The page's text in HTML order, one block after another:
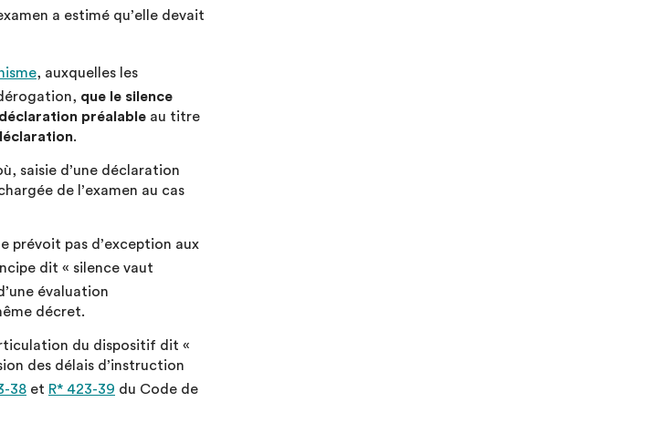
a estimé qu’elle devait
, auxquelles les
que le silence
déclaration préalable au titre
.
saisie d’une déclaration
de l’examen au cas
prévoit pas d’exception aux
dit « silence vaut
évaluation
décret.
du dispositif dit «
des délais d’instruction
38 et R* 423-39 du Code de